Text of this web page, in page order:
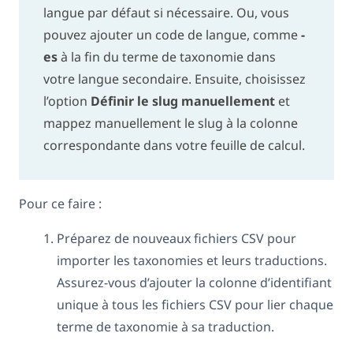
langue par défaut si nécessaire. Ou, vous
pouvez ajouter un code de langue, comme-
esà la fin du terme de taxonomie dans
votre langue secondaire. Ensuite, choisissez
l’option Définir le slug manuellementet
mappez manuellement le slug à la colonne
correspondante dans votre feuille de calcul.
Pour ce faire :
Préparez de nouveaux fichiers CSV pour
importer les taxonomies et leurs traductions.
Assurez-vous d’ajouter la colonne d’identifiant
unique à tous les fichiers CSV pour lier chaque
terme de taxonomie à sa traduction.